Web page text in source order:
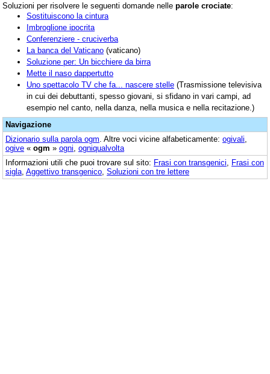
Soluzioni per risolvere le seguenti domande nelle parole crociate:
Sostituiscono la cintura
Imbroglione ipocrita
Conferenziere - cruciverba
La banca del Vaticano (vaticano)
Soluzione per: Un bicchiere da birra
Mette il naso dappertutto
Uno spettacolo TV che fa... nascere stelle (Trasmissione televisiva
in cui dei debuttanti, spesso giovani, si sfidano in vari campi, ad
esempio nel canto, nella danza, nella musica e nella recitazione.)
Navigazione
Dizionario sulla parola ogm . Altre voci vicine alfabeticamente: ogivali
ogive « ogm » ogni ogniqualvolta
Informazioni utili che puoi trovare sul sito: Frasi con transgenici
Frasi con
sigla Aggettivo transgenico Soluzioni con tre lettere